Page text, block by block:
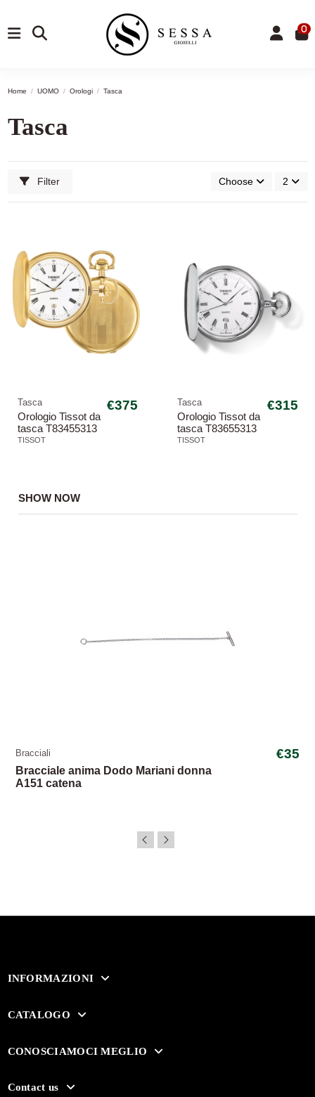
0
Home UOMO Orologi Tasca
Tasca
Filter Choose 2
Tasca
Orologio Tissot da
tasca T83455313
savonnette gold
TISSOT
€375 Tasca
Orologio Tissot da
tasca T83655313
quarzo svizzero
TISSOT
€315
SHOW NOW
Bracciali €35
Bracciale anima Dodo Mariani donna
A151 catena
INFORMAZIONI
CATALOGO
CONOSCIAMOCI MEGLIO
Contact us